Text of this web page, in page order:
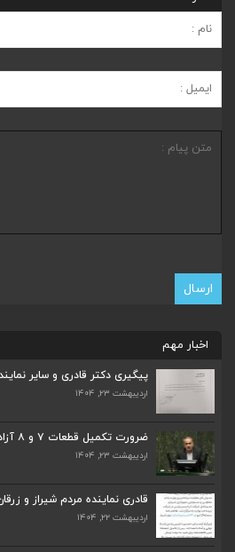
اخبار مهم
پیگیری دکتر قادری و سایر
اردیبهشت ۲۳, ۱۴۰۴
ضرورت تکمیل قطعات ۷ و ۸ آزادراه شیراز به اصفه...
اردیبهشت ۲۳, ۱۴۰۴
قادری نماینده مردم شیراز و
اردیبهشت ۲۲, ۱۴۰۴
ضرورت تکمیل قطعات ۷ و ۸ آزادراه شیراز به اصفه...
قادری نماینده مردم شیراز و زرقان در مجلس